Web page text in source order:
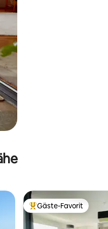
Beliebter Gäste-Favorit.
Gäste-Favorit